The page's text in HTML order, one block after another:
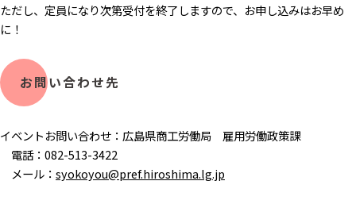
ただし、定員になり次第受付を終了しますので、お申し込みはお早め
に！
お問い合わせ先
イベントお問い合わせ：広島県商工労働局 雇用労働政策課
電話：082-513-3422
メール： syokoyou@pref.hiroshima.lg.jp